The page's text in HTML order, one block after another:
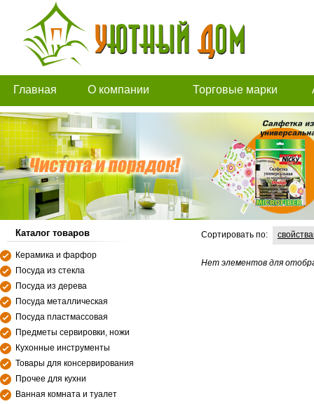
Главная О компании Торговые марки
Каталог товаров
Керамика и фарфор
Посуда из стекла
Посуда из дерева
Посуда металлическая
Посуда пластмассовая
Предметы сервировки, ножи
Кухонные инструменты
Товары для консервирования
Прочее для кухни
Ванная комната и туалет
Сортировать по:
Нет элементов для